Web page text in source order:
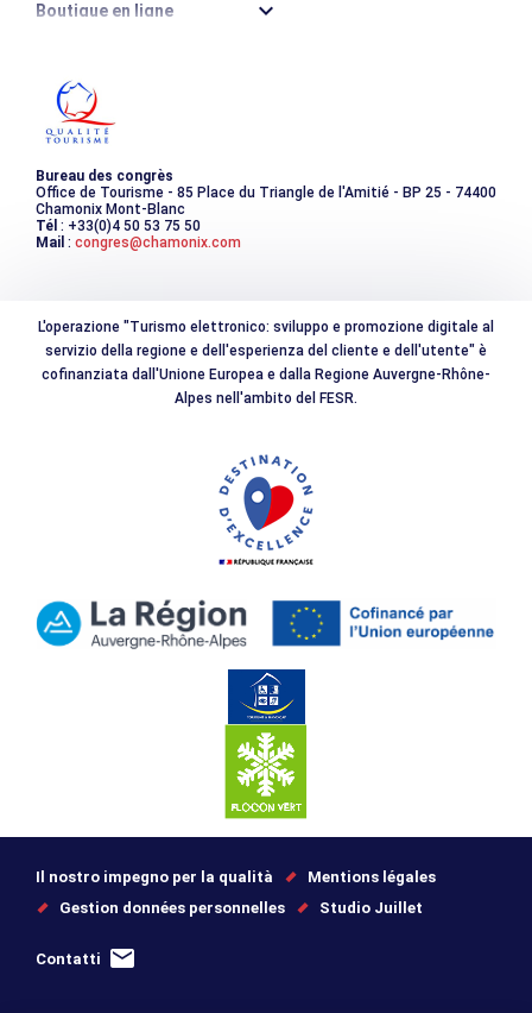
Boutique en ligne
Les incontournables
Photothèque
Bureau des congrès
Office de Tourisme - 85 Place du Triangle de l'Amitié - BP 25 - 74400
Chamonix Mont-Blanc
Tél : +33(0)4 50 53 75 50
Mail : congres@chamonix.com
L'operazione "Turismo elettronico: sviluppo e promozione digitale al
servizio della regione e dell'esperienza del cliente e dell'utente" è
cofinanziata dall'Unione Europea e dalla Regione Auvergne-Rhône-
Alpes nell'ambito del FESR.
Il nostro impegno per la qualità
Mentions légales
Gestion données personnelles
Studio Juillet
Contatti